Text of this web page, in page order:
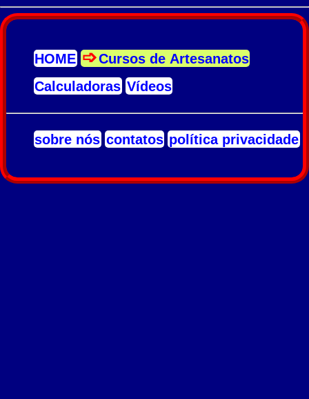
HOME
Cursos de Artesanatos
Calculadoras Vídeos
sobre nós contatos política privacidade